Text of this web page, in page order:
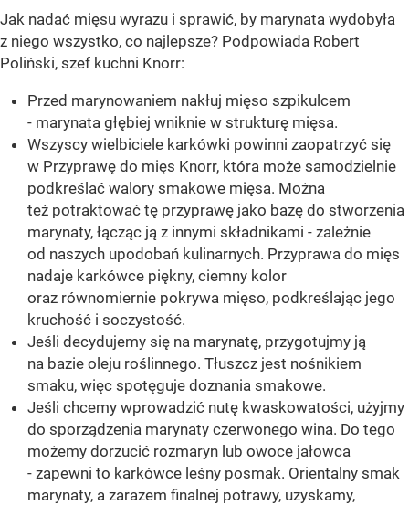
Jak nadać mięsu wyrazu i sprawić, by marynata wydobyła
z niego wszystko, co najlepsze? Podpowiada Robert
Poliński, szef kuchni Knorr:
Przed marynowaniem nakłuj mięso szpikulcem
- marynata głębiej wniknie w strukturę mięsa.
Wszyscy wielbiciele karkówki powinni zaopatrzyć się
w Przyprawę do mięs Knorr, która może samodzielnie
podkreślać walory smakowe mięsa. Można
też potraktować tę przyprawę jako bazę do stworzenia
marynaty, łącząc ją z innymi składnikami - zależnie
od naszych upodobań kulinarnych. Przyprawa do mięs
nadaje karkówce piękny, ciemny kolor
oraz równomiernie pokrywa mięso, podkreślając jego
kruchość i soczystość.
Jeśli decydujemy się na marynatę, przygotujmy ją
na bazie oleju roślinnego. Tłuszcz jest nośnikiem
smaku, więc spotęguje doznania smakowe.
Jeśli chcemy wprowadzić nutę kwaskowatości, użyjmy
do sporządzenia marynaty czerwonego wina. Do tego
możemy dorzucić rozmaryn lub owoce jałowca
- zapewni to karkówce leśny posmak. Orientalny smak
marynaty, a zarazem finalnej potrawy, uzyskamy,